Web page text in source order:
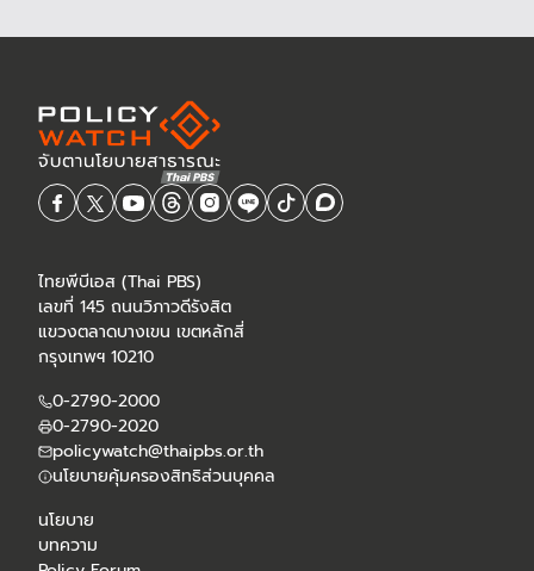
เกิดขึ้นได้ในอนาคต
ไทยพีบีเอส (Thai PBS)
เลขที่ 145 ถนนวิภาวดีรังสิต
แขวงตลาดบางเขน เขตหลักสี่
กรุงเทพฯ 10210
0-2790-2000
0-2790-2020
policywatch@thaipbs.or.th
นโยบายคุ้มครองสิทธิส่วนบุคคล
นโยบาย
บทความ